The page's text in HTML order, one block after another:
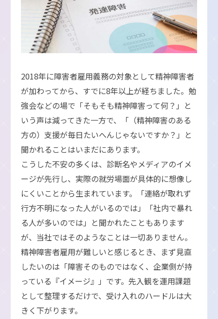
2018年に障害者雇用義務の対象として精神障害者
が加わってから、すでに8年以上が経ちました。勉
強会などの場で「そもそも精神障害って何？」と
いう声は減ってきた一方で、「（精神障害のある
方の）支援が毎日たいへんじゃないですか？」と
聞かれることはいまだにあります。
こうした不安の多くは、診断名やメディアのイメ
ージが先行し、実際の就労場面が具体的に想像し
にくいことから生まれています。「連絡が取れず
行方不明になった人がいるのでは」「社内で暴れ
る人が多いのでは」と聞かれたこともあります
が、当社ではそのようなことは一切ありません。
精神障害者雇用が難しいと感じるとき、まず見直
したいのは「障害そのものではなく、企業側が持
っている『イメージ』」です。先入観を運用課題
として整理するだけで、受け入れのハードルは大
きく下がります。